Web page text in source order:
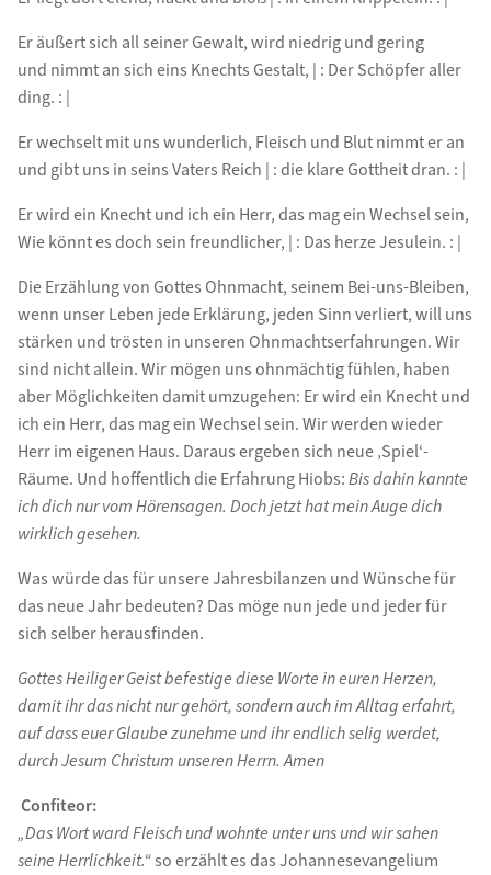
Er äußert sich all seiner Gewalt, wird niedrig und gering
und nimmt an sich eins Knechts Gestalt, | : Der Schöpfer aller
ding. : |
Er wechselt mit uns wunderlich, Fleisch und Blut nimmt er an
und gibt uns in seins Vaters Reich | : die klare Gottheit dran. : |
Er wird ein Knecht und ich ein Herr, das mag ein Wechsel sein,
Wie könnt es doch sein freundlicher, | : Das herze Jesulein. : |
Die Erzählung von Gottes Ohnmacht, seinem Bei-uns-Bleiben,
wenn unser Leben jede Erklärung, jeden Sinn verliert, will uns
stärken und trösten in unseren Ohnmachtserfahrungen. Wir
sind nicht allein. Wir mögen uns ohnmächtig fühlen, haben
aber Möglichkeiten damit umzugehen: Er wird ein Knecht und
ich ein Herr, das mag ein Wechsel sein. Wir werden wieder
Herr im eigenen Haus. Daraus ergeben sich neue ‚Spiel‘-
Räume. Und hoffentlich die Erfahrung Hiobs:Bis dahin kannte
ich dich nur vom Hörensagen. Doch jetzt hat mein Auge dich
wirklich gesehen.
Was würde das für unsere Jahresbilanzen und Wünsche für
das neue Jahr bedeuten? Das möge nun jede und jeder für
sich selber herausfinden.
Gottes Heiliger Geist befestige diese Worte in euren Herzen,
damit ihr das nicht nur gehört, sondern auch im Alltag erfahrt,
auf dass euer Glaube zunehme und ihr endlich selig werdet,
durch Jesum Christum unseren Herrn. Amen
Confiteor:
„Das Wort ward Fleisch und wohnte unter uns und wir sahen
seine Herrlichkeit.“so erzählt es das Johannesevangelium